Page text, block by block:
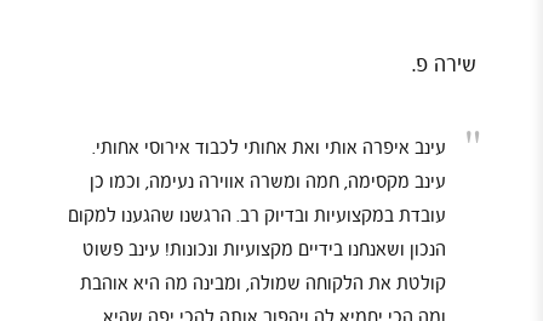
שירה פ.
"
עינב איפרה אותי ואת אחותי לכבוד אירוסי אחותי.
עינב מקסימה, חמה ומשרה אווירה נעימה, וכמו כן
עובדת במקצועיות ובדיוק רב. הרגשנו שהגענו למקום
הנכון ושאנחנו בידיים מקצועיות ונכונות! עינב פשוט
קולטת את הלקוחה שמולה, ומבינה מה היא אוהבת